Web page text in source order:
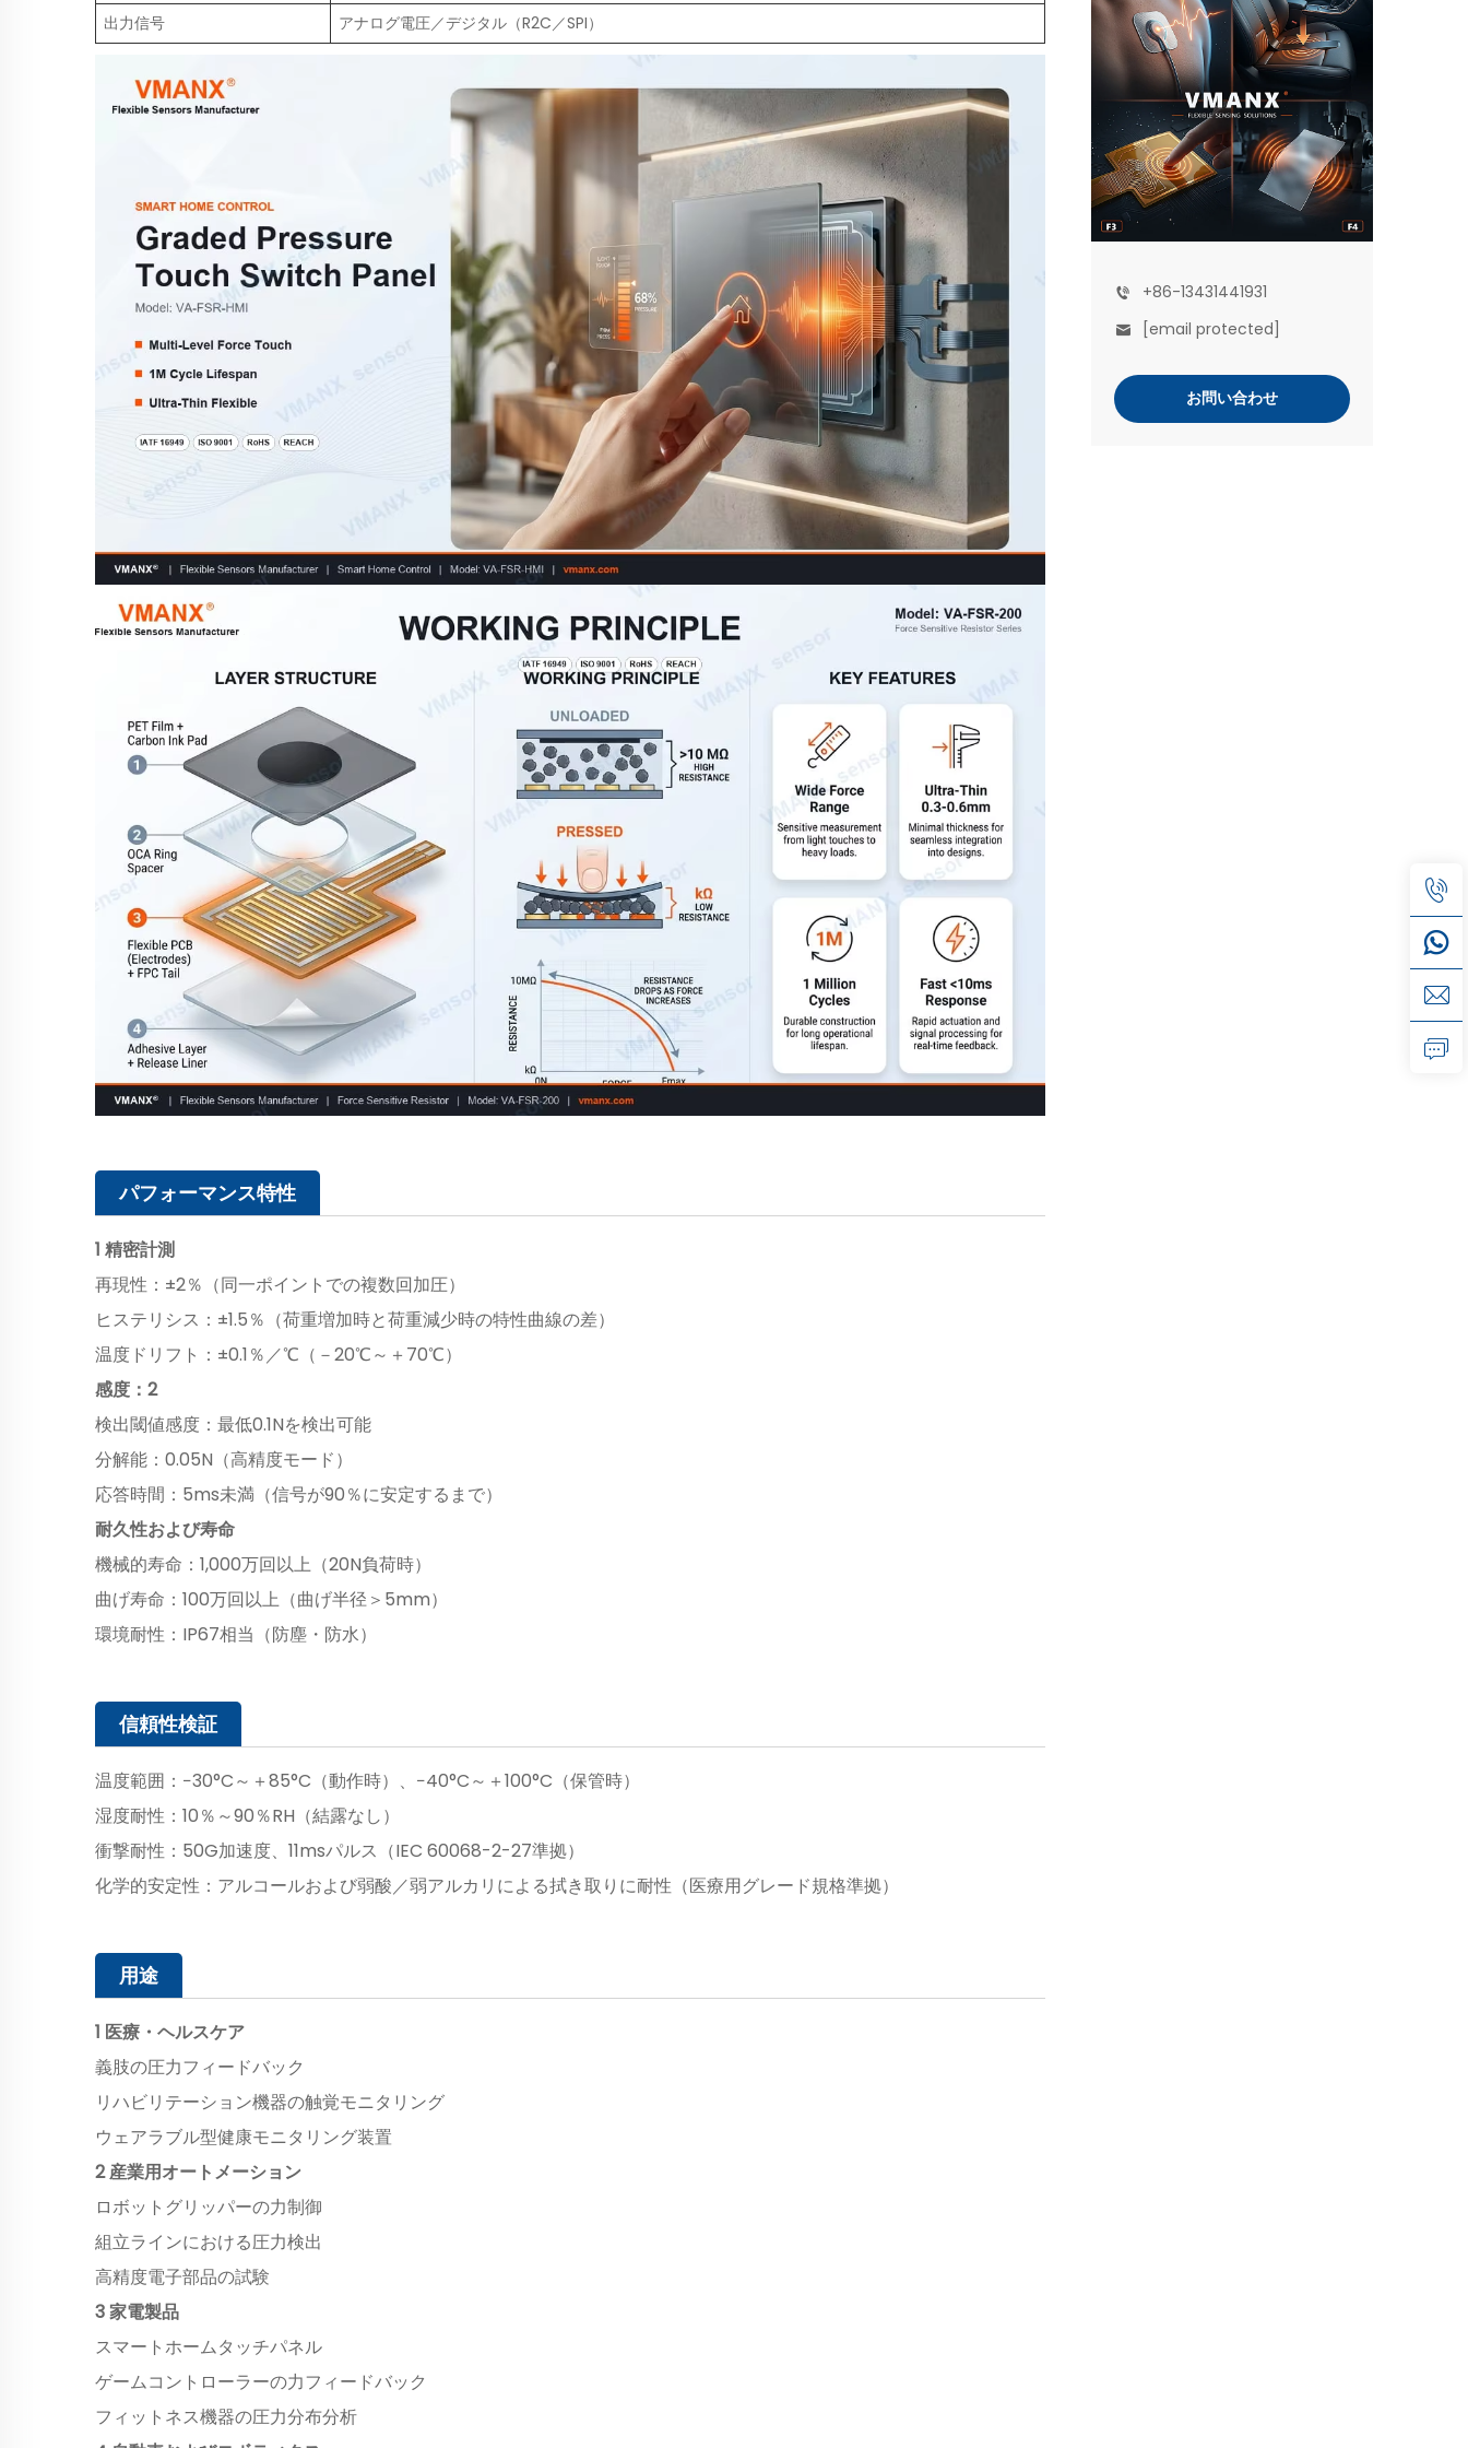
+86-13431441931
[email protected]
お問い合わせ
出力信号
アナログ電圧／デジタル（R2C／SPI）
パフォーマンス特性
1 精密計測
再現性：±2％（同一ポイントでの複数回加圧）
ヒステリシス：±1.5％（荷重増加時と荷重減少時の特性曲線の差）
温度ドリフト：±0.1％／℃（－20℃～＋70℃）
感度：2
検出閾値感度：最低0.1Nを検出可能
分解能：0.05N（高精度モード）
応答時間：5ms未満（信号が90％に安定するまで）
耐久性および寿命
機械的寿命：1,000万回以上（20N負荷時）
曲げ寿命：100万回以上（曲げ半径＞5mm）
環境耐性：IP67相当（防塵・防水）
信頼性検証
温度範囲：−30°C～＋85°C（動作時）、−40°C～＋100°C（保管時）
湿度耐性：10％～90％RH（結露なし）
衝撃耐性：50G加速度、11msパルス（IEC 60068-2-27準拠）
化学的安定性：アルコールおよび弱酸／弱アルカリによる拭き取りに耐性（医療用グレード規格準拠）
用途
1 医療・ヘルスケア
義肢の圧力フィードバック
リハビリテーション機器の触覚モニタリング
ウェアラブル型健康モニタリング装置
2 産業用オートメーション
ロボットグリッパーの力制御
組立ラインにおける圧力検出
高精度電子部品の試験
3 家電製品
スマートホームタッチパネル
ゲームコントローラーの力フィードバック
フィットネス機器の圧力分布分析